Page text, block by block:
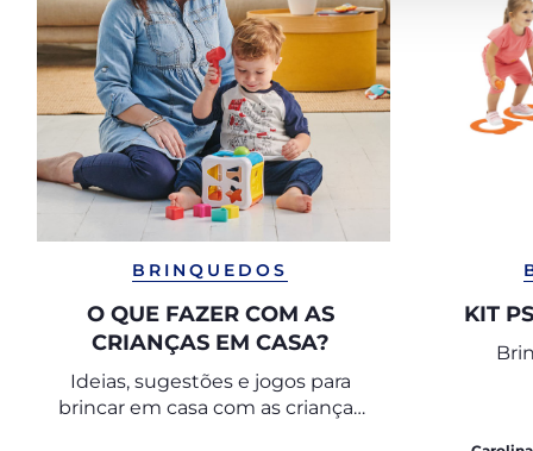
BRINQUEDOS
O QUE FAZER COM AS
CRIANÇAS EM CASA?
Ideias, sugestões e jogos para
brincar em casa com as crianças
KIT